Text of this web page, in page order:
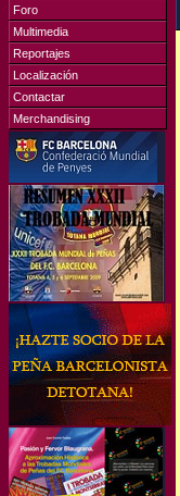
Foro
Multimedia
Reportajes
Localización
Contactar
Merchandising